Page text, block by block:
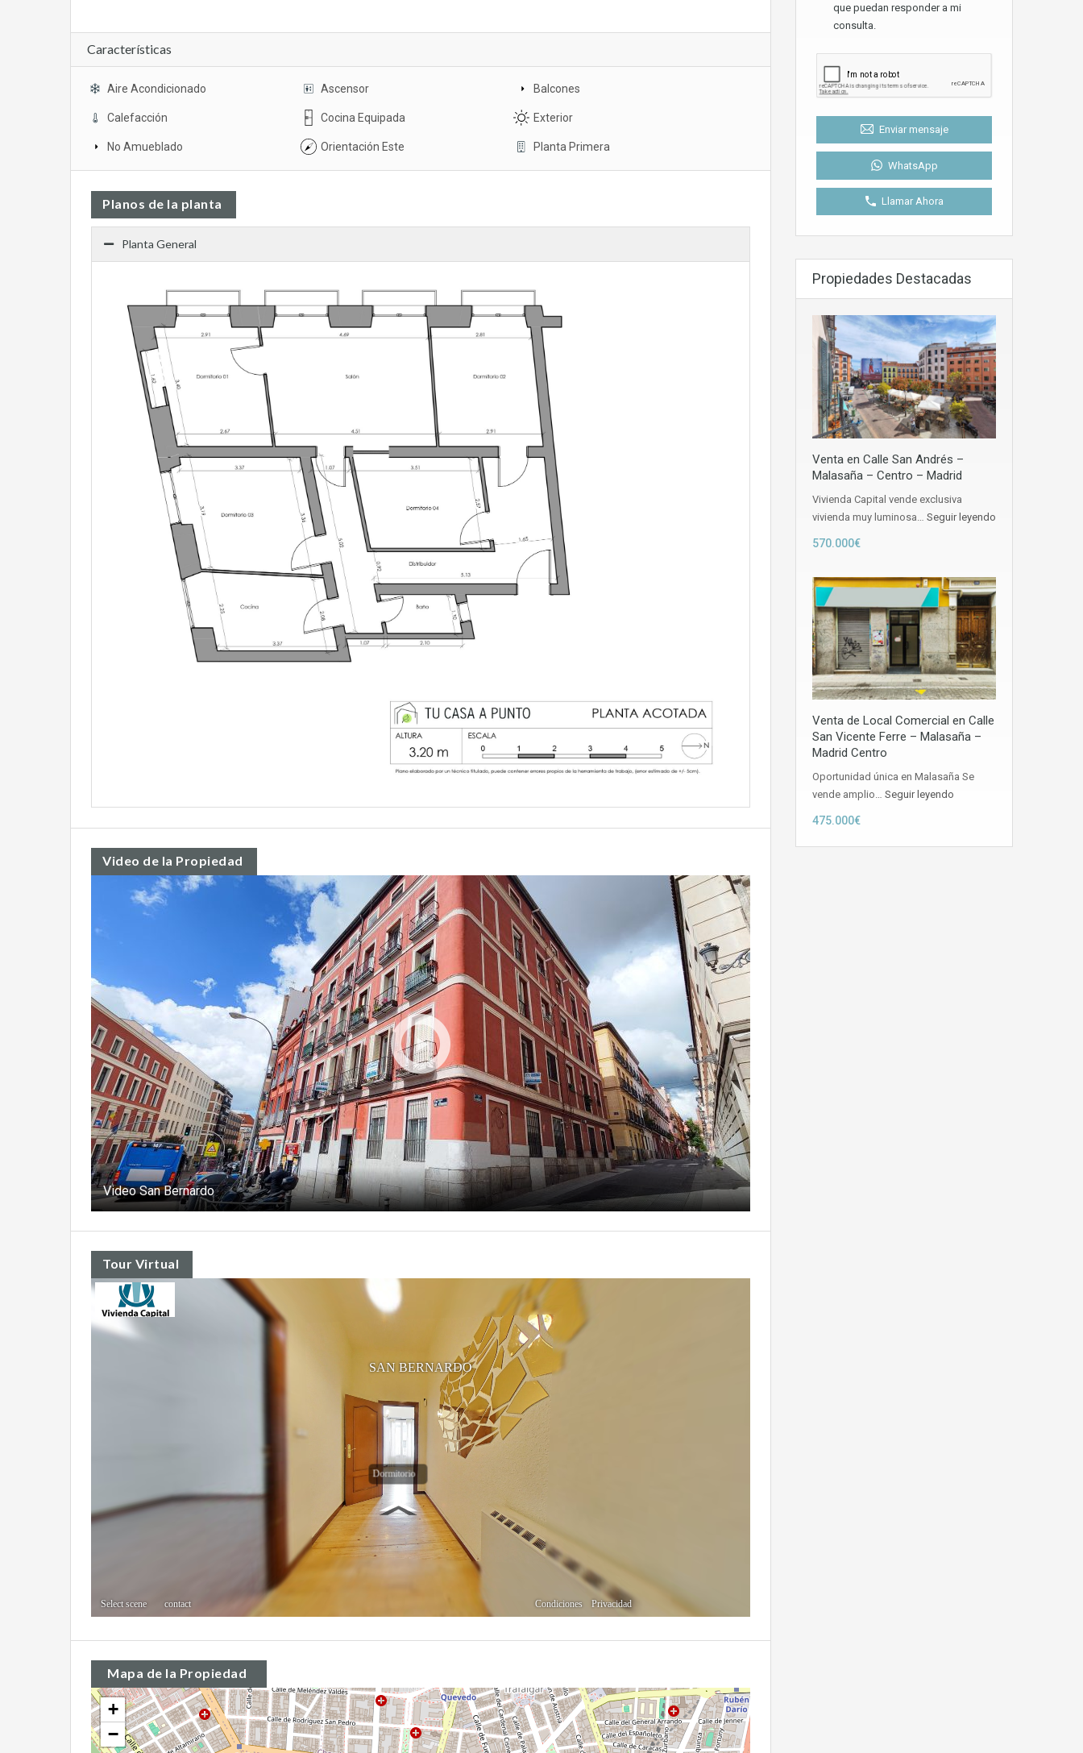
Características
Aire Acondicionado Ascensor Balcones
Calefacción Cocina Equipada Exterior
No Amueblado Orientación Este Planta Primera
Planos de la planta
Planta General
Video de la Propiedad
Video San Bernardo
Tour Virtual
Mapa de la Propiedad
+
−
que puedan responder a mi
consulta.
Enviar mensaje
WhatsApp
Llamar Ahora
Propiedades Destacadas
Venta en Calle San Andrés –
Malasaña – Centro – Madrid
Vivienda Capital vende exclusiva
vivienda muy luminosa… Seguir leyendo
570.000€
Venta de Local Comercial en Calle
San Vicente Ferre – Malasaña –
Madrid Centro
Oportunidad única en Malasaña Se
vende amplio… Seguir leyendo
475.000€